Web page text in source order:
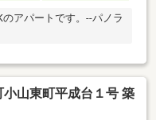
アパートです。--パノラ
山東町平成台１号 築